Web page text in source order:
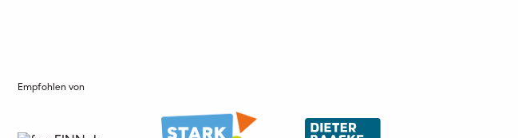
Empfohlen von